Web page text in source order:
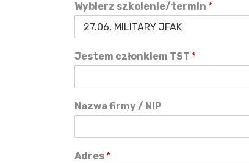
Wybierz szkolenie/termin *
Jestem członkiem TST *
Nazwa firmy / NIP
Adres *